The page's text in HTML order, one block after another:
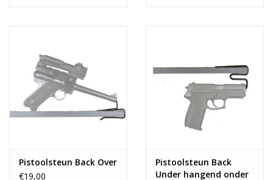
Pistoolsteun Back Over
€19,00
Pistoolsteun Back
Under hangend onder